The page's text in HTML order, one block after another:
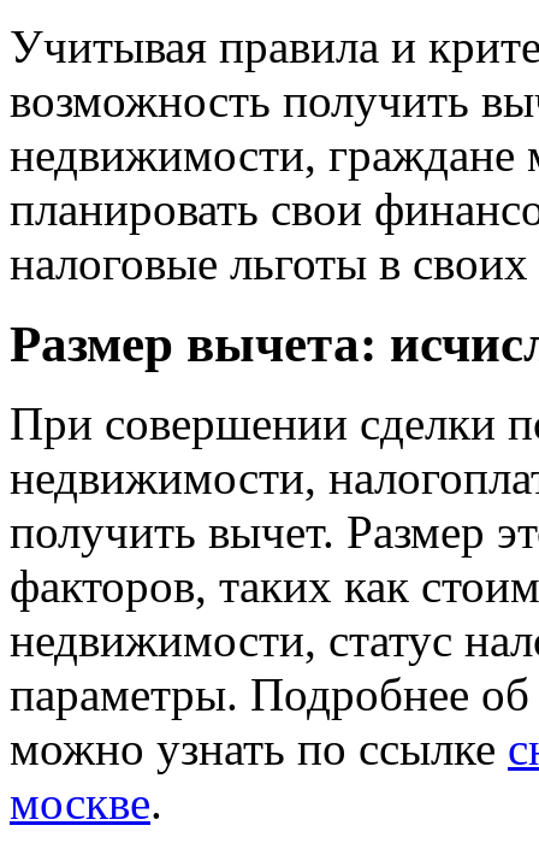
Учитывая правила и
возможность получить
недвижимости, граждане
планировать свои
налоговые льготы в
Размер вычета:
При совершении сделки
недвижимости,
получить вычет. Размер
факторов, таких как
недвижимости, статус
параметры. Подробнее об
можно узнать по ссылке
москве.